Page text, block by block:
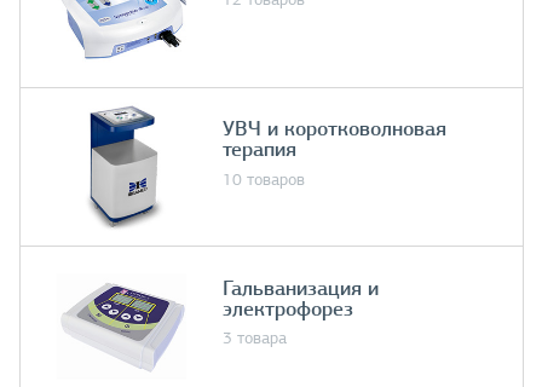
УВЧ и коротковолновая
терапия
10 товаров
Гальванизация и
электрофорез
3 товара